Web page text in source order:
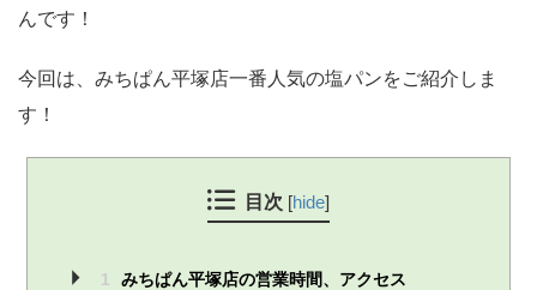
んです！
今回は、みちぱん平塚店一番人気の塩パンをご紹介しま
す！
目次 [hide]
1 みちぱん平塚店の営業時間、アクセス